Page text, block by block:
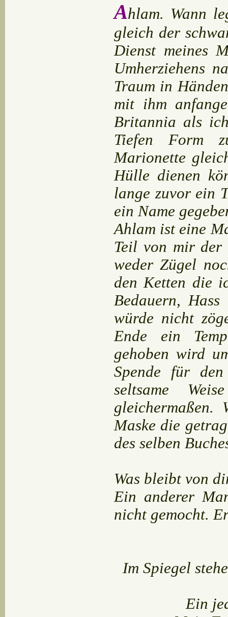
Ahlam. Wann
gleich der
Dienst meines
Umherziehens
Traum in
mit ihm
Britannia als
Tiefen Form
Marionette
Hülle dienen
lange zuvor ein
ein Name
Ahlam ist eine
Teil von mir der
weder Zügel
den Ketten die
Bedauern,
würde nicht
Ende ein
gehoben wird
Spende für
seltsame
Maske die
des selben
Was bleibt von
Ein anderer
nicht gemocht.
Im Spiegel
Ein